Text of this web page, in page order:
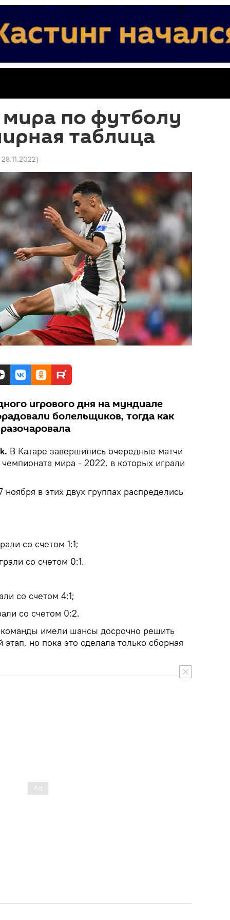
по футболу
таблица
28.11.2022)
игрового дня на мундиале
болельщиков, тогда как
В Катаре завершились очередные матчи
чемпионата мира - 2022, в которых играли
ноября в этих двух группах распределись
со счетом 1:1;
со счетом 0:1.
со счетом 4:1;
со счетом 0:2.
имели шансы досрочно решить
но пока это сделала только сборная